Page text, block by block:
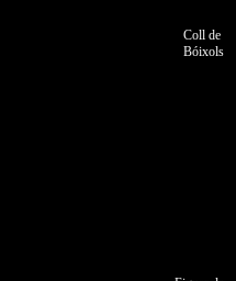
Coll de
Bóixols